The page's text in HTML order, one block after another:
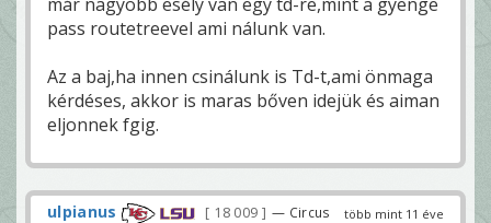
pass routetreevel ami nálunk van.
Az a baj,ha innen csinálunk is Td-t,ami önmaga
kérdéses, akkor is maras bőven idejük és aiman
eljonnek fgig.
több mint 11 éve
ulpianus 18 009 — Circus